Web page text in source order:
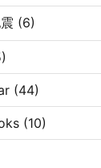
(6)
(44)
(10)